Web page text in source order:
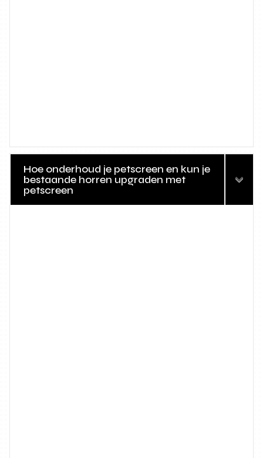
Hoe onderhoud je petscreen en kun je
bestaande horren upgraden met
petscreen